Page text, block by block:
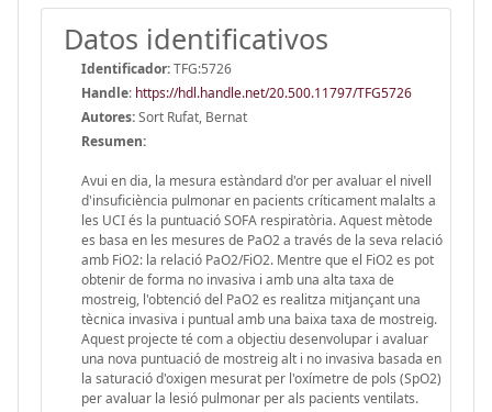
Datos identificativos
Identificador:TFG:5726
Handle: https://hdl.handle.net/20.500.11797/TFG5726
Autores:Sort Rufat, Bernat
Resumen:
Avui en dia, la mesura estàndard d'or per avaluar el nivell
d'insuficiència pulmonar en pacients críticament malalts a
les UCI és la puntuació SOFA respiratòria. Aquest mètode
es basa en les mesures de PaO2 a través de la seva relació
amb FiO2: la relació PaO2/FiO2. Mentre que el FiO2 es pot
obtenir de forma no invasiva i amb una alta taxa de
mostreig, l'obtenció del PaO2 es realitza mitjançant una
tècnica invasiva i puntual amb una baixa taxa de mostreig.
Aquest projecte té com a objectiu desenvolupar i avaluar
una nova puntuació de mostreig alt i no invasiva basada en
la saturació d'oxigen mesurat per l'oxímetre de pols (SpO2)
per avaluar la lesió pulmonar per als pacients ventilats.